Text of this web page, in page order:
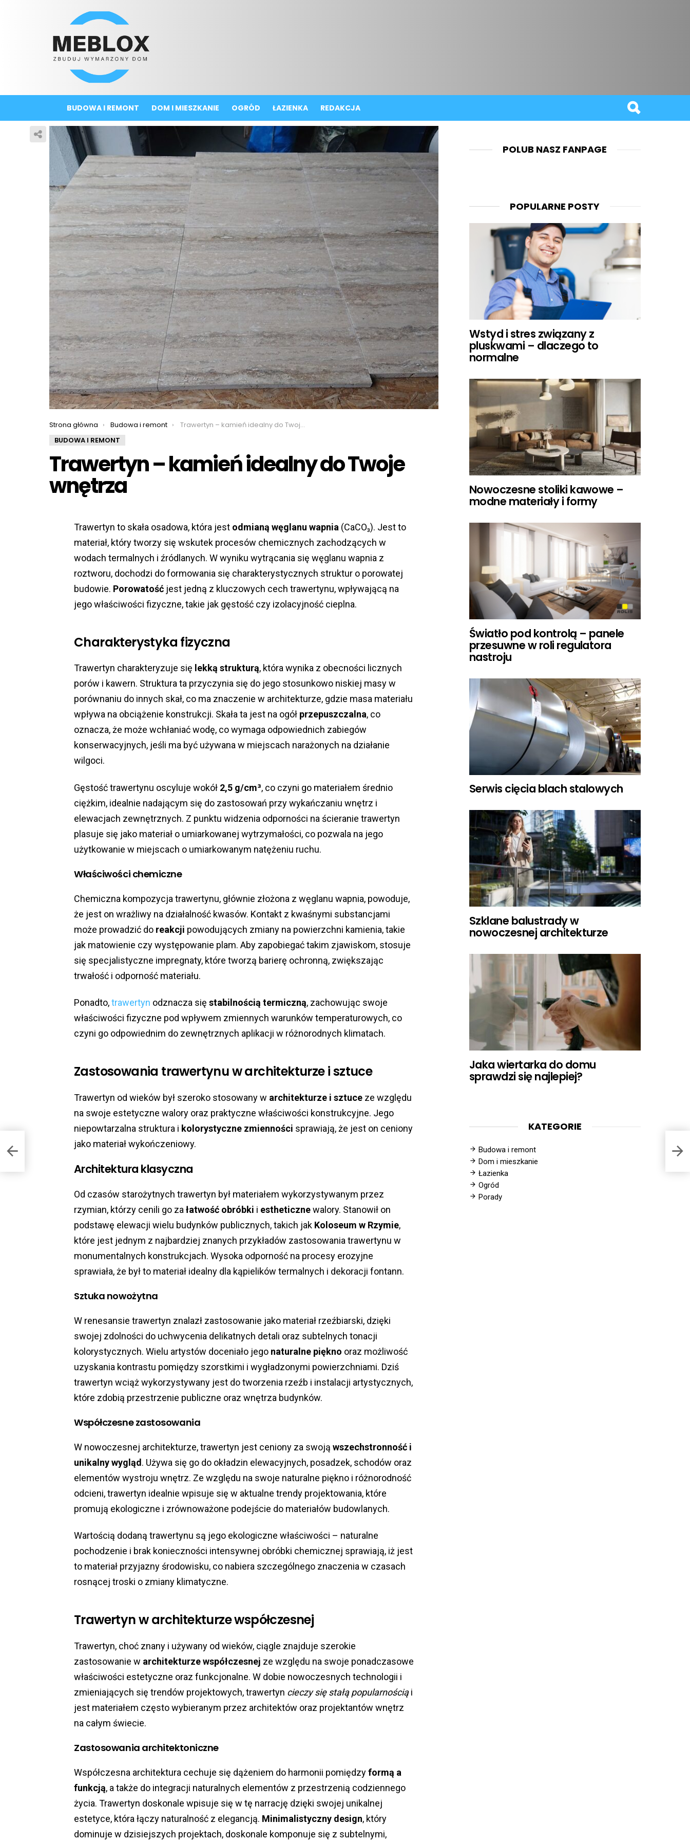
BUDOWA I REMONT DOM I MIESZKANIE OGRÓD ŁAZIENKA REDAKCJA
You are here:
Strona główna Budowa i remont
Trawertyn – kamień idealny do Twoje wnętrza
BUDOWA I REMONT
Trawertyn – kamień idealny do Twoje
wnętrza
Trawertyn to skała osadowa, która jest odmianą węglanu wapnia (CaCO₃). Jest to
materiał, który tworzy się wskutek procesów chemicznych zachodzących w
wodach termalnych i źródlanych. W wyniku wytrącania się węglanu wapnia z
roztworu, dochodzi do formowania się charakterystycznych struktur o porowatej
budowie. Porowatość jest jedną z kluczowych cech trawertynu, wpływającą na
jego właściwości fizyczne, takie jak gęstość czy izolacyjność cieplna.
Charakterystyka fizyczna
Trawertyn charakteryzuje się lekką strukturą, która wynika z obecności licznych
porów i kawern. Struktura ta przyczynia się do jego stosunkowo niskiej masy w
porównaniu do innych skał, co ma znaczenie w architekturze, gdzie masa materiału
wpływa na obciążenie konstrukcji. Skała ta jest na ogół przepuszczalna, co
oznacza, że może wchłaniać wodę, co wymaga odpowiednich zabiegów
konserwacyjnych, jeśli ma być używana w miejscach narażonych na działanie
wilgoci.
Gęstość trawertynu oscyluje wokół 2,5 g/cm³, co czyni go materiałem średnio
ciężkim, idealnie nadającym się do zastosowań przy wykańczaniu wnętrz i
elewacjach zewnętrznych. Z punktu widzenia odporności na ścieranie trawertyn
plasuje się jako materiał o umiarkowanej wytrzymałości, co pozwala na jego
użytkowanie w miejscach o umiarkowanym natężeniu ruchu.
Właściwości chemiczne
Chemiczna kompozycja trawertynu, głównie złożona z węglanu wapnia, powoduje,
że jest on wrażliwy na działalność kwasów. Kontakt z kwaśnymi substancjami
może prowadzić do reakcji powodujących zmiany na powierzchni kamienia, takie
jak matowienie czy występowanie plam. Aby zapobiegać takim zjawiskom, stosuje
się specjalistyczne impregnaty, które tworzą barierę ochronną, zwiększając
trwałość i odporność materiału.
Ponadto,trawertyn odznacza się stabilnością termiczną, zachowując swoje
właściwości fizyczne pod wpływem zmiennych warunków temperaturowych, co
czyni go odpowiednim do zewnętrznych aplikacji w różnorodnych klimatach.
Zastosowania trawertynu w architekturze i sztuce
Trawertyn od wieków był szeroko stosowany w architekturze i sztuce ze względu
na swoje estetyczne walory oraz praktyczne właściwości konstrukcyjne. Jego
niepowtarzalna struktura i kolorystyczne zmienności sprawiają, że jest on ceniony
jako materiał wykończeniowy.
Architektura klasyczna
Od czasów starożytnych trawertyn był materiałem wykorzystywanym przez
rzymian, którzy cenili go za łatwość obróbki i estheticznewalory. Stanowił on
podstawę elewacji wielu budynków publicznych, takich jak Koloseum w Rzymie,
które jest jednym z najbardziej znanych przykładów zastosowania trawertynu w
monumentalnych konstrukcjach. Wysoka odporność na procesy erozyjne
sprawiała, że był to materiał idealny dla kąpielików termalnych i dekoracji fontann.
Sztuka nowożytna
W renesansie trawertyn znalazł zastosowanie jako materiał rzeźbiarski, dzięki
swojej zdolności do uchwycenia delikatnych detali oraz subtelnych tonacji
kolorystycznych. Wielu artystów doceniało jego naturalne piękno oraz możliwość
uzyskania kontrastu pomiędzy szorstkimi i wygładzonymi powierzchniami. Dziś
trawertyn wciąż wykorzystywany jest do tworzenia rzeźb i instalacji artystycznych,
które zdobią przestrzenie publiczne oraz wnętrza budynków.
Współczesne zastosowania
W nowoczesnej architekturze, trawertyn jest ceniony za swoją wszechstronność i
unikalny wygląd. Używa się go do okładzin elewacyjnych, posadzek, schodów oraz
elementów wystroju wnętrz. Ze względu na swoje naturalne piękno i różnorodność
odcieni, trawertyn idealnie wpisuje się w aktualne trendy projektowania, które
promują ekologiczne i zrównoważone podejście do materiałów budowlanych.
Wartością dodaną trawertynu są jego ekologiczne właściwości – naturalne
pochodzenie i brak konieczności intensywnej obróbki chemicznej sprawiają, iż jest
to materiał przyjazny środowisku, co nabiera szczególnego znaczenia w czasach
rosnącej troski o zmiany klimatyczne.
Trawertyn w architekturze współczesnej
Trawertyn, choć znany i używany od wieków, ciągle znajduje szerokie
zastosowanie w architekturze współczesnej ze względu na swoje ponadczasowe
właściwości estetyczne oraz funkcjonalne. W dobie nowoczesnych technologii i
zmieniających się trendów projektowych, trawertyn cieczy się stałą popularnościąi
jest materiałem często wybieranym przez architektów oraz projektantów wnętrz
na całym świecie.
Zastosowania architektoniczne
Współczesna architektura cechuje się dążeniem do harmonii pomiędzyformą a
funkcją, a także do integracji naturalnych elementów z przestrzenią codziennego
życia. Trawertyn doskonale wpisuje się w tę narrację dzięki swojej unikalnej
estetyce, która łączy naturalność z elegancją. Minimalistyczny design, który
dominuje w dzisiejszych projektach, doskonale komponuje się z subtelnymi,
POLUB NASZ FANPAGE
POPULARNE POSTY
Wstyd i stres związany z
pluskwami – dlaczego to
normalne
Nowoczesne stoliki kawowe –
modne materiały i formy
Światło pod kontrolą – panele
przesuwne w roli regulatora
nastroju
Serwis cięcia blach stalowych
Szklane balustrady w
nowoczesnej architekturze
Jaka wiertarka do domu
sprawdzi się najlepiej?
KATEGORIE
Budowa i remont
Dom i mieszkanie
Łazienka
Ogród
Porady